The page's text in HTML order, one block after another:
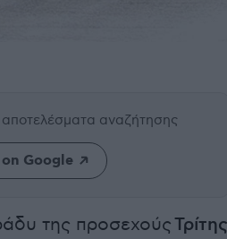
αναζήτησης
Google
της προσεχούςΤρίτης